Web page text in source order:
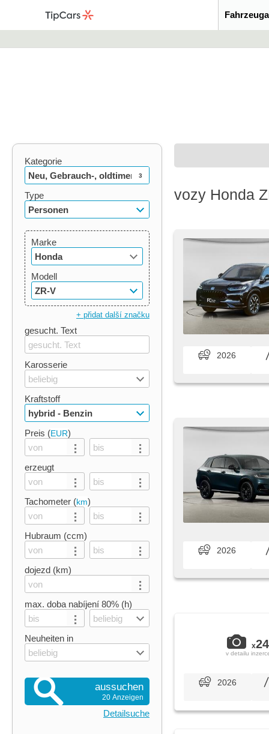
Kategorie
Neu, Gebrauch-, oldtimer
3
Type
Personen
Marke
Honda
Modell
ZR-V
+ přidat další značku
gesucht. Text
Karosserie
beliebig
Kraftstoff
hybrid - Benzin
Preis (EUR)
erzeugt
Tachometer (km)
Hubraum (ccm)
dojezd (km)
max. doba nabíjení 80% (h)
beliebig
Neuheiten in
beliebig
aussuchen
20 Anzeigen
Detailsuche
vozy Honda
2026
2026
x24
v detailu
2026